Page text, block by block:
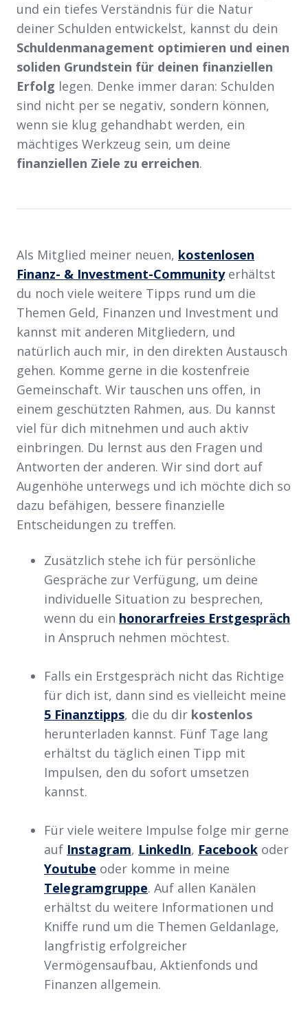
und ein tiefes Verständnis für die Natur
deiner Schulden entwickelst, kannst du dein
Schuldenmanagement optimieren und einen
soliden Grundstein für deinen finanziellen
Erfolg legen. Denke immer daran: Schulden
sind nicht per se negativ, sondern können,
wenn sie klug gehandhabt werden, ein
mächtiges Werkzeug sein, um deine
finanziellen Ziele zu erreichen.
Als Mitglied meiner neuen, kostenlosen
Finanz- & Investment-Communityerhältst
du noch viele weitere Tipps rund um die
Themen Geld, Finanzen und Investment und
kannst mit anderen Mitgliedern, und
natürlich auch mir, in den direkten Austausch
gehen. Komme gerne in die kostenfreie
Gemeinschaft. Wir tauschen uns offen, in
einem geschützten Rahmen, aus. Du kannst
viel für dich mitnehmen und auch aktiv
einbringen. Du lernst aus den Fragen und
Antworten der anderen. Wir sind dort auf
Augenhöhe unterwegs und ich möchte dich so
dazu befähigen, bessere finanzielle
Entscheidungen zu treffen.
Zusätzlich stehe ich für persönliche
Gespräche zur Verfügung, um deine
individuelle Situation zu besprechen,
wenn du ein honorarfreies Erstgespräch
in Anspruch nehmen möchtest.
Falls ein Erstgespräch nicht das Richtige
für dich ist, dann sind es vielleicht meine
5 Finanztipps, die du dir kostenlos
herunterladen kannst. Fünf Tage lang
erhältst du täglich einen Tipp mit
Impulsen, den du sofort umsetzen
kannst.
Für viele weitere Impulse folge mir gerne
auf Instagram, LinkedIn, Facebook oder
Youtube oder komme in meine
Telegramgruppe. Auf allen Kanälen
erhältst du weitere Informationen und
Kniffe rund um die Themen Geldanlage,
langfristig erfolgreicher
Vermögensaufbau, Aktienfonds und
Finanzen allgemein.